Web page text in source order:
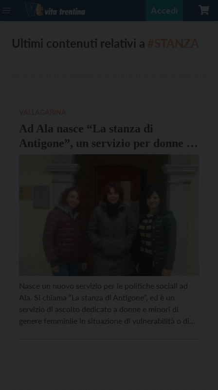
Accedi
Ultimi contenuti relativi a
Ad Ala nasce “La stanza di
Antigone”, un servizio per donne e
minori in difficoltà
Nasce un nuovo servizio per le politiche sociali ad
Ala. Si chiama “La stanza di Antigone”, ed è un
servizio di ascolto dedicato a donne e minori di
genere femminile in situazione di vulnerabilità o di